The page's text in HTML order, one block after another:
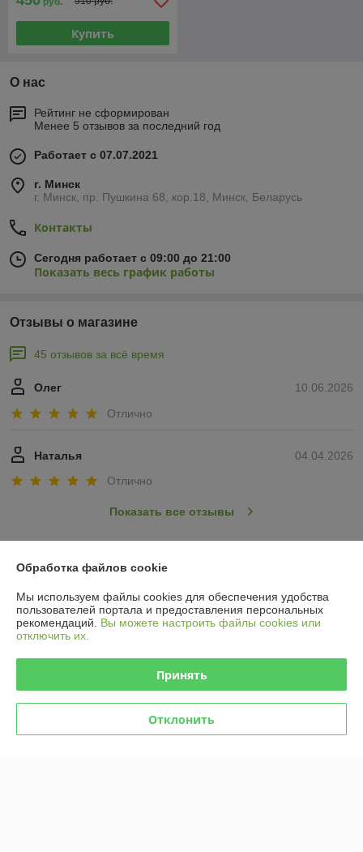
Купить
О нас
Рейтинг не сформирован
Менее 5 отзывов за последний год
Работает с 07.07.2021
г. Минск
г. Минск, пр. Пушкина 68, кор.18, Минск, Беларусь
Контакты
Сегодня работает с 09:00 до 21:00
Показать весь график работы
Отзывы о магазине
45 отзывов за всё время
10.06.2026
Олег
Отлично
04.04.2026
Наталья
Отлично
Показать все отзывы
О нас
Контакты
Доставка и оплата
Обработка файлов cookie
Мы используем файлы cookies для обеспечения удобства
пользователей портала и предоставления персональных
рекомендаций. Вы можете настроить файлы cookies или
отключить их.
Принять
Отклонить